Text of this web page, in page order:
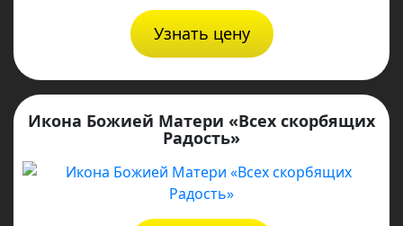
Узнать цену
Икона Божией Матери «Всех скорбящих
Радость»